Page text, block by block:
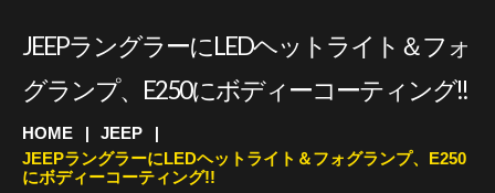
JEEPラングラーにLEDヘットライト＆フォ
グランプ、E250にボディーコーティング!!
HOME
JEEP
JEEPラングラーにLEDヘットライト＆フォグランプ、E250
にボディーコーティング!!